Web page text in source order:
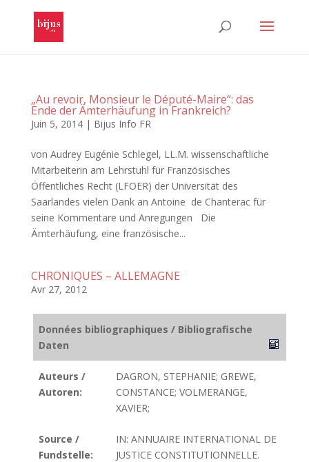
„Au revoir, Monsieur le Député-Maire“: das
Ende der Ämterhäufung in Frankreich?
Juin 5, 2014| Bijus Info FR
von Audrey Eugénie Schlegel, LL.M. wissenschaftliche
Mitarbeiterin am Lehrstuhl für Französisches
Öffentliches Recht (LFOER) der Universität des
Saarlandes vielen Dank an Antoine de Chanterac für
seine Kommentare und Anregungen Die
Ämterhäufung, eine französische...
CHRONIQUES – ALLEMAGNE
Avr 27, 2012
Données bibliographiques / Bibliografische
Daten
Auteurs /
Autoren:
DAGRON, STEPHANIE; GREWE,
CONSTANCE; VOLMERANGE,
XAVIER;
Source /
Fundstelle:
IN: ANNUAIRE INTERNATIONAL DE
JUSTICE CONSTITUTIONNELLE.